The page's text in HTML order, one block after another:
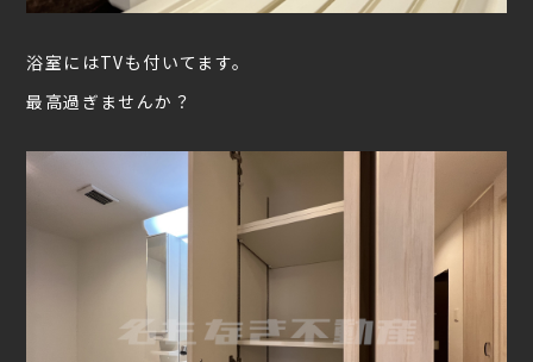
浴室にはTVも付いてます。
最高過ぎませんか？